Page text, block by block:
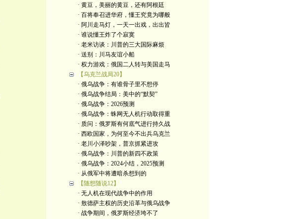
· 黄豆，美丽的黄豆，还有阿根廷
· 百将奉召进华府，懂王究竟为哪般
· 阿川走马灯，一天一出戏，出出皆
· 谁说懂王炸了个寂寞
· 老米访谈：川普的三大国际麻烦
· 送别：川马友谊小船
· 权力游戏：俄国二人转与美国走马
【乌克兰战局20】
· 俄乌战争：有谁骨子里不想停
· 俄乌战争结局：美中的“默契”
· 俄乌战争：2026预测
· 俄乌战争：蛛网无人机行动取得重
· 质问：俄罗斯有何底气进行持久战
· 西欧国家，为何至今不出兵乌克兰
· 老川小泽吵架，普京抓紧进攻
· 俄乌战争：川普的新四不政策
· 俄乌战争：2024小结，2025预测
· 从俄军中将遭暗杀想到的
【随想随说12】
· 无人机在现代战争中的作用
· 敖德萨主权的历史沿革与俄乌战争
· 战争期间，俄罗斯经济垮不了